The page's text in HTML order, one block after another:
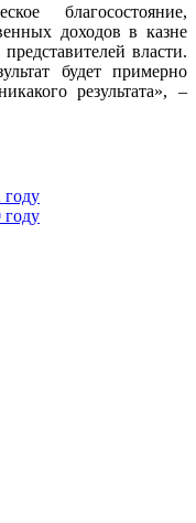
благосостояние,
доходов в казне
власти.
будет примерно
результата», –
году
году